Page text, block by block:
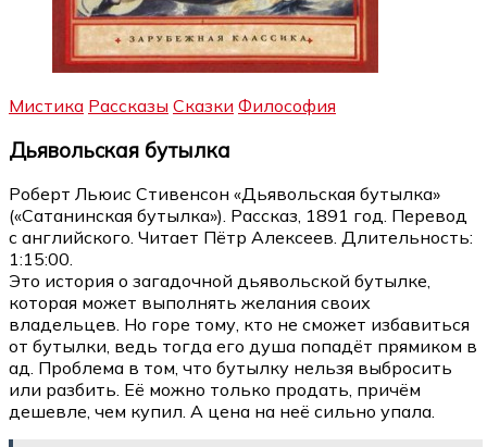
Мистика Рассказы Сказки Философия
Дьявольская бутылка
Роберт Льюис Стивенсон «Дьявольская бутылка»
(«Сатанинская бутылка»). Рассказ, 1891 год. Перевод
с английского. Читает Пётр Алексеев. Длительность:
1:15:00.
Это история о загадочной дьявольской бутылке,
которая может выполнять желания своих
владельцев. Но горе тому, кто не сможет избавиться
от бутылки, ведь тогда его душа попадёт прямиком в
ад. Проблема в том, что бутылку нельзя выбросить
или разбить. Её можно только продать, причём
дешевле, чем купил. А цена на неё сильно упала.